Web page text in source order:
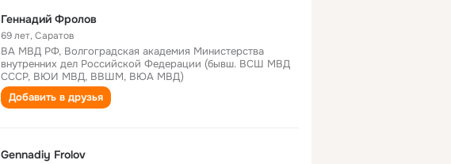
Геннадий Фролов
69 лет,Саратов
ВА МВД РФ, Волгоградская академия Министерства
внутренних дел Российской Федерации (бывш. ВСШ МВД
СССР, ВЮИ МВД, ВВШМ, ВЮА МВД)
Добавить в друзья
Gennadiy Frolov